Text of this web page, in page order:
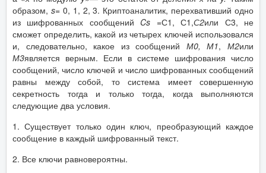
образом, s= 0, 1, 2, 3. Криптоаналитик, перехвативший одно
из шифрованных сообщений Cs =С1, С1,С2или С3, не
сможет определить, какой из четырех ключей использовался
и, следовательно, какое из сообщений М0, М1,М2или
М3является верным. Если в системе шифрования число
сообщений, число ключей и число шифрованных сообщений
равны между собой, то система имеет совершенную
секретность тогда и только тогда, когда выполняются
следующие два условия.
1. Существует только один ключ, преобразующий каждое
сообщение в каждый шифрованный текст.
2. Все ключи равновероятны.